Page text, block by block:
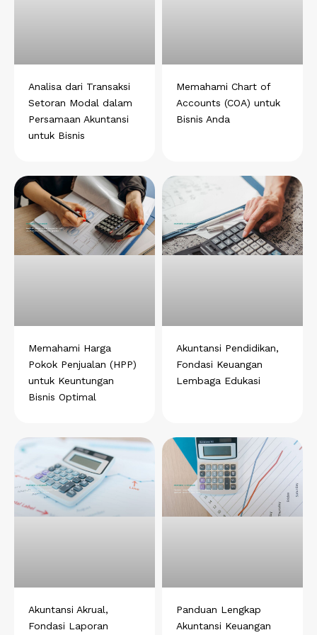
Analisa dari Transaksi
Setoran Modal dalam
Persamaan Akuntansi
untuk Bisnis
Memahami Chart of
Accounts (COA) untuk
Bisnis Anda
Memahami Harga
Pokok Penjualan (HPP)
untuk Keuntungan
Bisnis Optimal
Akuntansi Pendidikan,
Fondasi Keuangan
Lembaga Edukasi
Akuntansi Akrual,
Fondasi Laporan
Panduan Lengkap
Akuntansi Keuangan